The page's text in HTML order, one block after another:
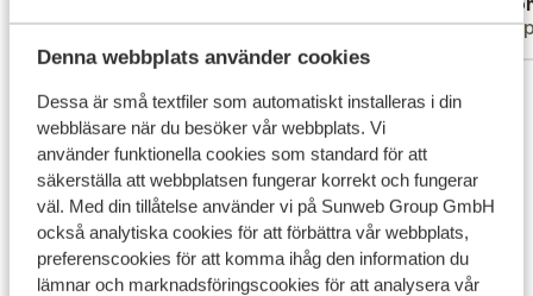
Denna webbplats använder cookies
Dessa är små textfiler som automatiskt installeras i din
webbläsare när du besöker vår webbplats. Vi
använder funktionella cookies som standard för att
säkerställa att webbplatsen fungerar korrekt och fungerar
väl. Med din tillåtelse använder vi på Sunweb Group GmbH
också analytiska cookies för att förbättra vår webbplats,
preferenscookies för att komma ihåg den information du
lämnar och marknadsföringscookies för att analysera vår
Partner
Andra boenden i Teneriffa
Iberostar Selection Sábila - endast vuxna
Iberostar Selection Anthelia